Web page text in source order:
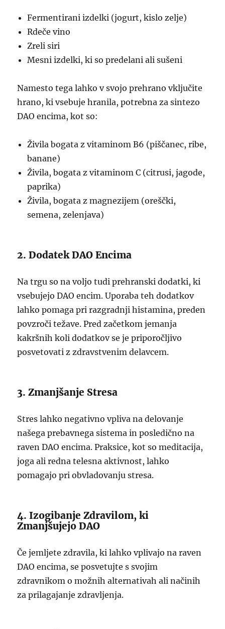
Fermentirani izdelki (jogurt, kislo zelje)
Rdeče vino
Zreli siri
Mesni izdelki, ki so predelani ali sušeni
Namesto tega lahko v svojo prehrano vključite
hrano, ki vsebuje hranila, potrebna za sintezo
DAO encima, kot so:
Živila bogata z vitaminom B6 (piščanec, ribe,
banane)
Živila, bogata z vitaminom C (citrusi, jagode,
paprika)
Živila, bogata z magnezijem (oreščki,
semena, zelenjava)
2. Dodatek DAO Encima
Na trgu so na voljo tudi prehranski dodatki, ki
vsebujejo DAO encim. Uporaba teh dodatkov
lahko pomaga pri razgradnji histamina, preden
povzroči težave. Pred začetkom jemanja
kakršnih koli dodatkov se je priporočljivo
posvetovati z zdravstvenim delavcem.
3. Zmanjšanje Stresa
Stres lahko negativno vpliva na delovanje
našega prebavnega sistema in posledično na
raven DAO encima. Praksice, kot so meditacija,
joga ali redna telesna aktivnost, lahko
pomagajo pri obvladovanju stresa.
4. Izogibanje Zdravilom, ki
Zmanjšujejo DAO
Če jemljete zdravila, ki lahko vplivajo na raven
DAO encima, se posvetujte s svojim
zdravnikom o možnih alternativah ali načinih
za prilagajanje zdravljenja.